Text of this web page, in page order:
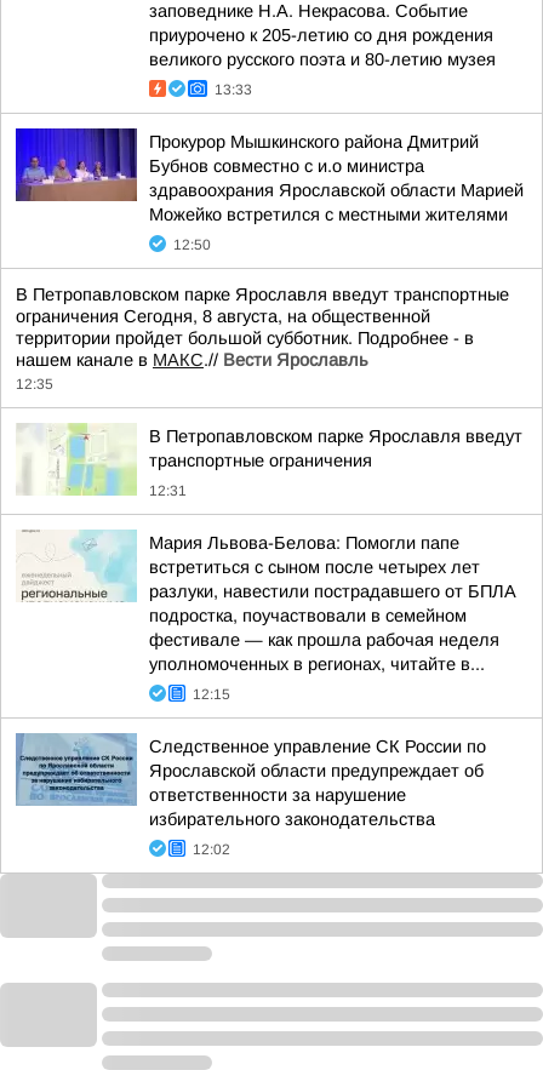
заповеднике Н.А. Некрасова. Событие
приурочено к 205-летию со дня рождения
великого русского поэта и 80-летию музея
13:33
Прокурор Мышкинского района Дмитрий
Бубнов совместно с и.о министра
здравоохрания Ярославской области Марией
Можейко встретился с местными жителями
12:50
В Петропавловском парке Ярославля введут транспортные
ограничения Сегодня, 8 августа, на общественной
территории пройдет большой субботник. Подробнее - в
нашем канале в МАКС.// Вести Ярославль
12:35
В Петропавловском парке Ярославля введут
транспортные ограничения
12:31
Мария Львова-Белова: Помогли папе
встретиться с сыном после четырех лет
разлуки, навестили пострадавшего от БПЛА
подростка, поучаствовали в семейном
фестивале — как прошла рабочая неделя
уполномоченных в регионах, читайте в...
12:15
Следственное управление СК России по
Ярославской области предупреждает об
ответственности за нарушение
избирательного законодательства
12:02